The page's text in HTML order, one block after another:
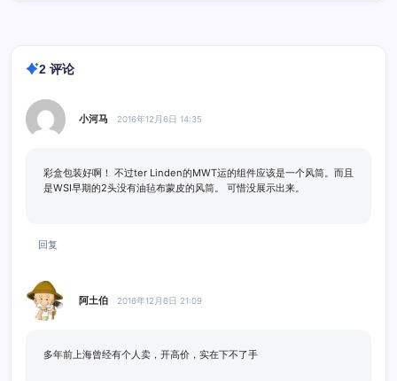
2 评论
小河马 2016年12月6日 14:35
彩盒包装好啊！ 不过ter Linden的MWT运的组件应该是一个风筒。而且
是WSI早期的2头没有油毡布蒙皮的风筒。 可惜没展示出来。
回复
阿土伯 2016年12月6日 21:09
多年前上海曾经有个人卖，开高价，实在下不了手